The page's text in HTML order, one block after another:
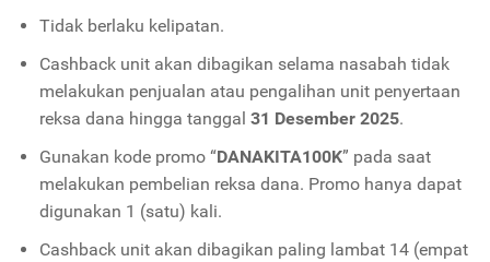
Tidak berlaku kelipatan.
Cashback unit akan dibagikan selama nasabah tidak
melakukan penjualan atau pengalihan unit penyertaan
reksa dana hingga tanggal 31 Desember 2025.
Gunakan kode promo “DANAKITA100K” pada saat
melakukan pembelian reksa dana. Promo hanya dapat
digunakan 1 (satu) kali.
Cashback unit akan dibagikan paling lambat 14 (empat